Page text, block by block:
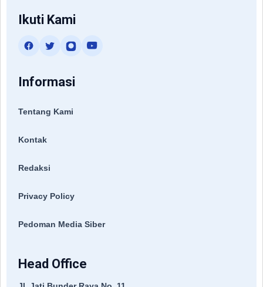
Ikuti Kami
Informasi
Tentang Kami
Kontak
Redaksi
Privacy Policy
Pedoman Media Siber
Head Office